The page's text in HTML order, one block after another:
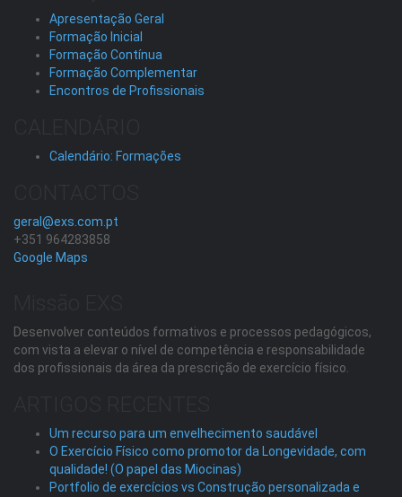
Apresentação Geral
Formação Inicial
Formação Contínua
Formação Complementar
Encontros de Profissionais
Calendário: Formações
geral@exs.com.pt
+351 964283858
Google Maps
Desenvolver conteúdos formativos e processos pedagógicos,
com vista a elevar o nível de competência e responsabilidade
dos profissionais da área da prescrição de exercício físico.
Um recurso para um envelhecimento saudável
O Exercício Físico como promotor da Longevidade, com
qualidade! (O papel das Miocinas)
Portfolio de exercícios vs Construção personalizada e